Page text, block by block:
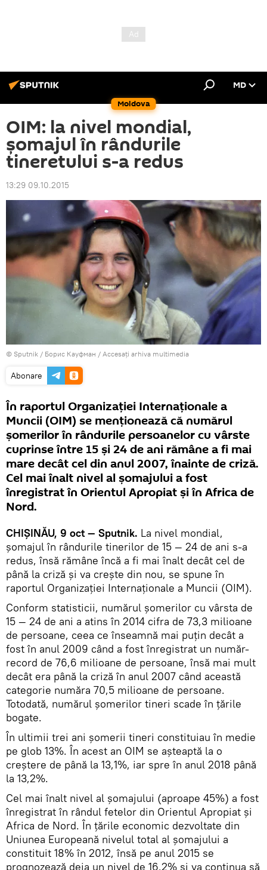
Moldova
MD
OIM: la nivel mondial,
șomajul în rândurile
tineretului s-a redus
13:29 09.10.2015
© Sputnik / Борис Кауфман / Accesați arhiva multimedia
Abonare
În raportul Organizației Internaționale a
Muncii (OIM) se menționează că numărul
șomerilor în rândurile persoanelor cu vârste
cuprinse între 15 și 24 de ani rămâne a fi mai
mare decât cel din anul 2007, înainte de criză.
Cel mai înalt nivel al șomajului a fost
înregistrat în Orientul Apropiat și în Africa de
Nord.
CHIȘINĂU, 9 oct — Sputnik. La nivel mondial,
șomajul în rândurile tinerilor de 15 — 24 de ani s-a
redus, însă rămâne încă a fi mai înalt decât cel de
până la criză și va crește din nou, se spune în
raportul Organizației Internaționale a Muncii (OIM).
Conform statisticii, numărul șomerilor cu vârsta de
15 — 24 de ani a atins în 2014 cifra de 73,3 milioane
de persoane, ceea ce înseamnă mai puțin decât a
fost în anul 2009 când a fost înregistrat un număr-
record de 76,6 milioane de persoane, însă mai mult
decât era până la criză în anul 2007 când această
categorie număra 70,5 milioane de persoane.
Totodată, numărul șomerilor tineri scade în țările
bogate.
În ultimii trei ani șomerii tineri constituiau în medie
pe glob 13%. În acest an OIM se așteaptă la o
creștere de până la 13,1%, iar spre în anul 2018 până
la 13,2%.
Cel mai înalt nivel al șomajului (aproape 45%) a fost
înregistrat în rândul fetelor din Orientul Apropiat și
Africa de Nord. În țările economic dezvoltate din
Uniunea Europeană nivelul total al șomajului a
constituit 18% în 2012, însă pe anul 2015 se
prognozează deja un nivel de 16,2% și va continua să